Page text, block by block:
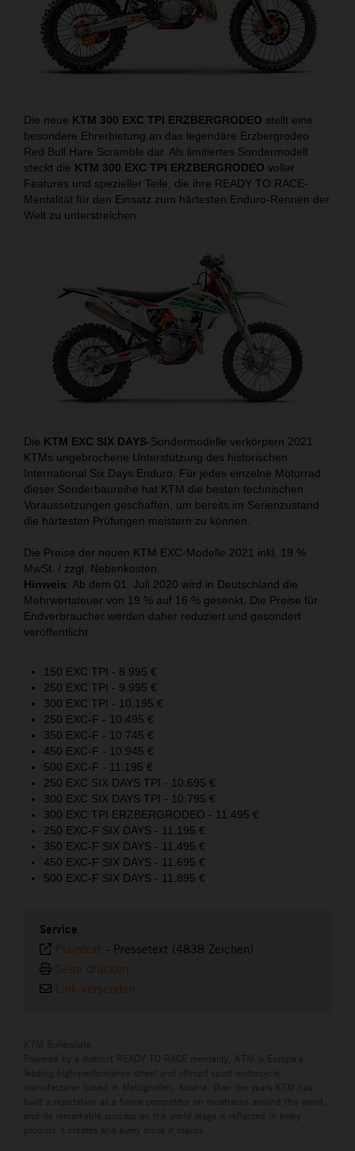
Die neue KTM 300 EXC TPI ERZBERGRODEO stellt eine
besondere Ehrerbietung an das legendäre Erzbergrodeo
Red Bull Hare Scramble dar. Als limitiertes Sondermodell
steckt die KTM 300 EXC TPI ERZBERGRODEO voller
Features und spezieller Teile, die ihre READY TO RACE-
Mentalität für den Einsatz zum härtesten Enduro-Rennen der
Welt zu unterstreichen.
Die KTM EXC SIX DAYS-Sondermodelle verkörpern 2021
KTMs ungebrochene Unterstützung des historischen
International Six Days Enduro. Für jedes einzelne Motorrad
dieser Sonderbaureihe hat KTM die besten technischen
Voraussetzungen geschaffen, um bereits im Serienzustand
die härtesten Prüfungen meistern zu können.
Die Preise der neuen KTM EXC-Modelle 2021 inkl. 19 %
MwSt. / zzgl. Nebenkosten.
Hinweis: Ab dem 01. Juli 2020 wird in Deutschland die
Mehrwertsteuer von 19 % auf 16 % gesenkt. Die Preise für
Endverbraucher werden daher reduziert und gesondert
veröffentlicht.
150 EXC TPI - 8.995 €
250 EXC TPI - 9.995 €
300 EXC TPI - 10.195 €
250 EXC-F - 10.495 €
350 EXC-F - 10.745 €
450 EXC-F - 10.945 €
500 EXC-F - 11.195 €
250 EXC SIX DAYS TPI - 10.695 €
300 EXC SIX DAYS TPI - 10.795 €
300 EXC TPI ERZBERGRODEO - 11.495 €
250 EXC-F SIX DAYS - 11.195 €
350 EXC-F SIX DAYS - 11.495 €
450 EXC-F SIX DAYS - 11.695 €
500 EXC-F SIX DAYS - 11.895 €
Service
Plaintext - Pressetext (4838 Zeichen)
Seite drucken
Link versenden